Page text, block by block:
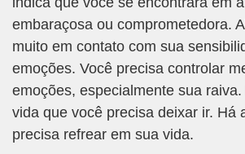
embaraçosa ou comprometedora.
muito em contato com sua
emoções. Você precisa controlar
emoções, especialmente sua
vida que você precisa deixar ir. Há
precisa refrear em sua vida.